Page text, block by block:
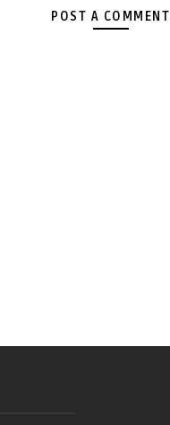
POST A COMMENT